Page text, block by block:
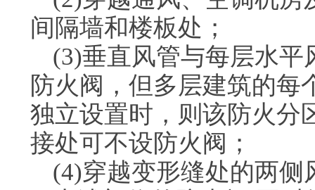
间隔墙和楼板处；
(3)垂直风管与每层水
防火阀，但多层建筑的每
独立设置时，则该防火分
接处可不设防火阀；
(4)穿越变形缝处的两侧